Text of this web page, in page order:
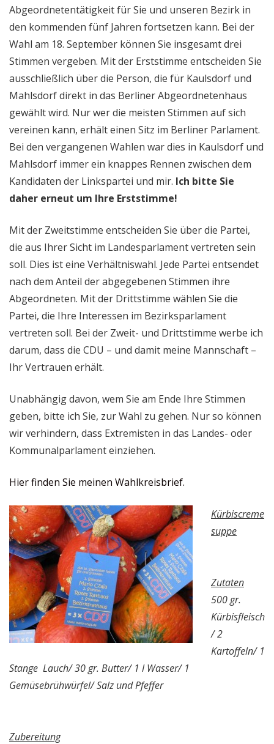
Abgeordnetentätigkeit für Sie und unseren Bezirk in
den kommenden fünf Jahren fortsetzen kann. Bei der
Wahl am 18. September können Sie insgesamt drei
Stimmen vergeben. Mit der Erststimme entscheiden Sie
ausschließlich über die Person, die für Kaulsdorf und
Mahlsdorf direkt in das Berliner Abgeordnetenhaus
gewählt wird. Nur wer die meisten Stimmen auf sich
vereinen kann, erhält einen Sitz im Berliner Parlament.
Bei den vergangenen Wahlen war dies in Kaulsdorf und
Mahlsdorf immer ein knappes Rennen zwischen dem
Kandidaten der Linkspartei und mir. Ich bitte Sie
daher erneut um Ihre Erststimme!
Mit der Zweitstimme entscheiden Sie über die Partei,
die aus Ihrer Sicht im Landesparlament vertreten sein
soll. Dies ist eine Verhältniswahl. Jede Partei entsendet
nach dem Anteil der abgegebenen Stimmen ihre
Abgeordneten. Mit der Drittstimme wählen Sie die
Partei, die Ihre Interessen im Bezirksparlament
vertreten soll. Bei der Zweit- und Drittstimme werbe ich
darum, dass die CDU – und damit meine Mannschaft –
Ihr Vertrauen erhält.
Unabhängig davon, wem Sie am Ende Ihre Stimmen
geben, bitte ich Sie, zur Wahl zu gehen. Nur so können
wir verhindern, dass Extremisten in das Landes- oder
Kommunalparlament einziehen.
Hier finden Sie meinen Wahlkreisbrief.
Kürbiscreme
suppe
Zutaten
500 gr.
Kürbisfleisch
/ 2
Kartoffeln/ 1
Stange Lauch/ 30 gr. Butter/ 1 l Wasser/ 1
Gemüsebrühwürfel/ Salz und Pfeffer
Zubereitung